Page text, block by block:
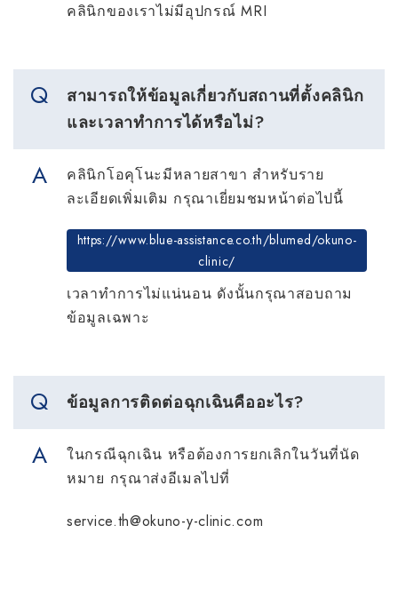
คลินิกของเราไม่มีอุปกรณ์ MRI
สามารถให้ข้อมูลเกี่ยวกับสถานที่ตั้งคลินิก
และเวลาทำการได้หรือไม่?
คลินิกโอคุโนะมีหลายสาขา สำหรับราย
ละเอียดเพิ่มเติม กรุณาเยี่ยมชมหน้าต่อไปนี้
https://www.blue-assistance.co.th/blumed/okuno-
clinic/
เวลาทำการไม่แน่นอน ดังนั้นกรุณาสอบถาม
ข้อมูลเฉพาะ
ข้อมูลการติดต่อฉุกเฉินคืออะไร?
ในกรณีฉุกเฉิน หรือต้องการยกเลิกในวันที่นัด
หมาย กรุณาส่งอีเมลไปที่
service.th@okuno-y-clinic.com